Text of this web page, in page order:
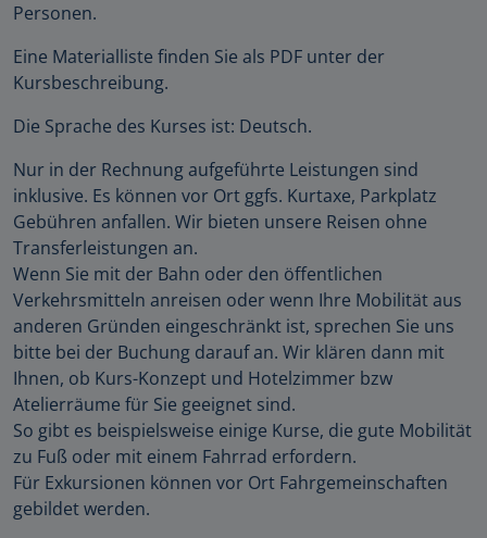
Personen.
Eine Materialliste finden Sie als PDF unter der
Kursbeschreibung.
Die Sprache des Kurses ist: Deutsch.
Nur in der Rechnung aufgeführte Leistungen sind
inklusive. Es können vor Ort ggfs. Kurtaxe, Parkplatz
Gebühren anfallen. Wir bieten unsere Reisen ohne
Transferleistungen an.
Wenn Sie mit der Bahn oder den öffentlichen
Verkehrsmitteln anreisen oder wenn Ihre Mobilität aus
anderen Gründen eingeschränkt ist, sprechen Sie uns
bitte bei der Buchung darauf an. Wir klären dann mit
Ihnen, ob Kurs-Konzept und Hotelzimmer bzw
Atelierräume für Sie geeignet sind.
So gibt es beispielsweise einige Kurse, die gute Mobilität
zu Fuß oder mit einem Fahrrad erfordern.
Für Exkursionen können vor Ort Fahrgemeinschaften
gebildet werden.